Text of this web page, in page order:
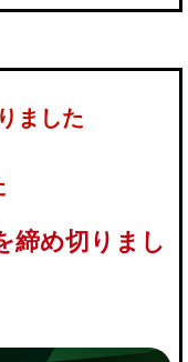
ました
締め切りまし